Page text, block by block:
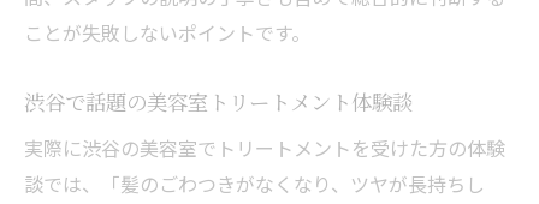
ことが失敗しないポイントです。
渋谷で話題の美容室トリートメント体験談
実際に渋谷の美容室でトリートメントを受けた方の体験
談では、「髪のごわつきがなくなり、ツヤが長持ちし